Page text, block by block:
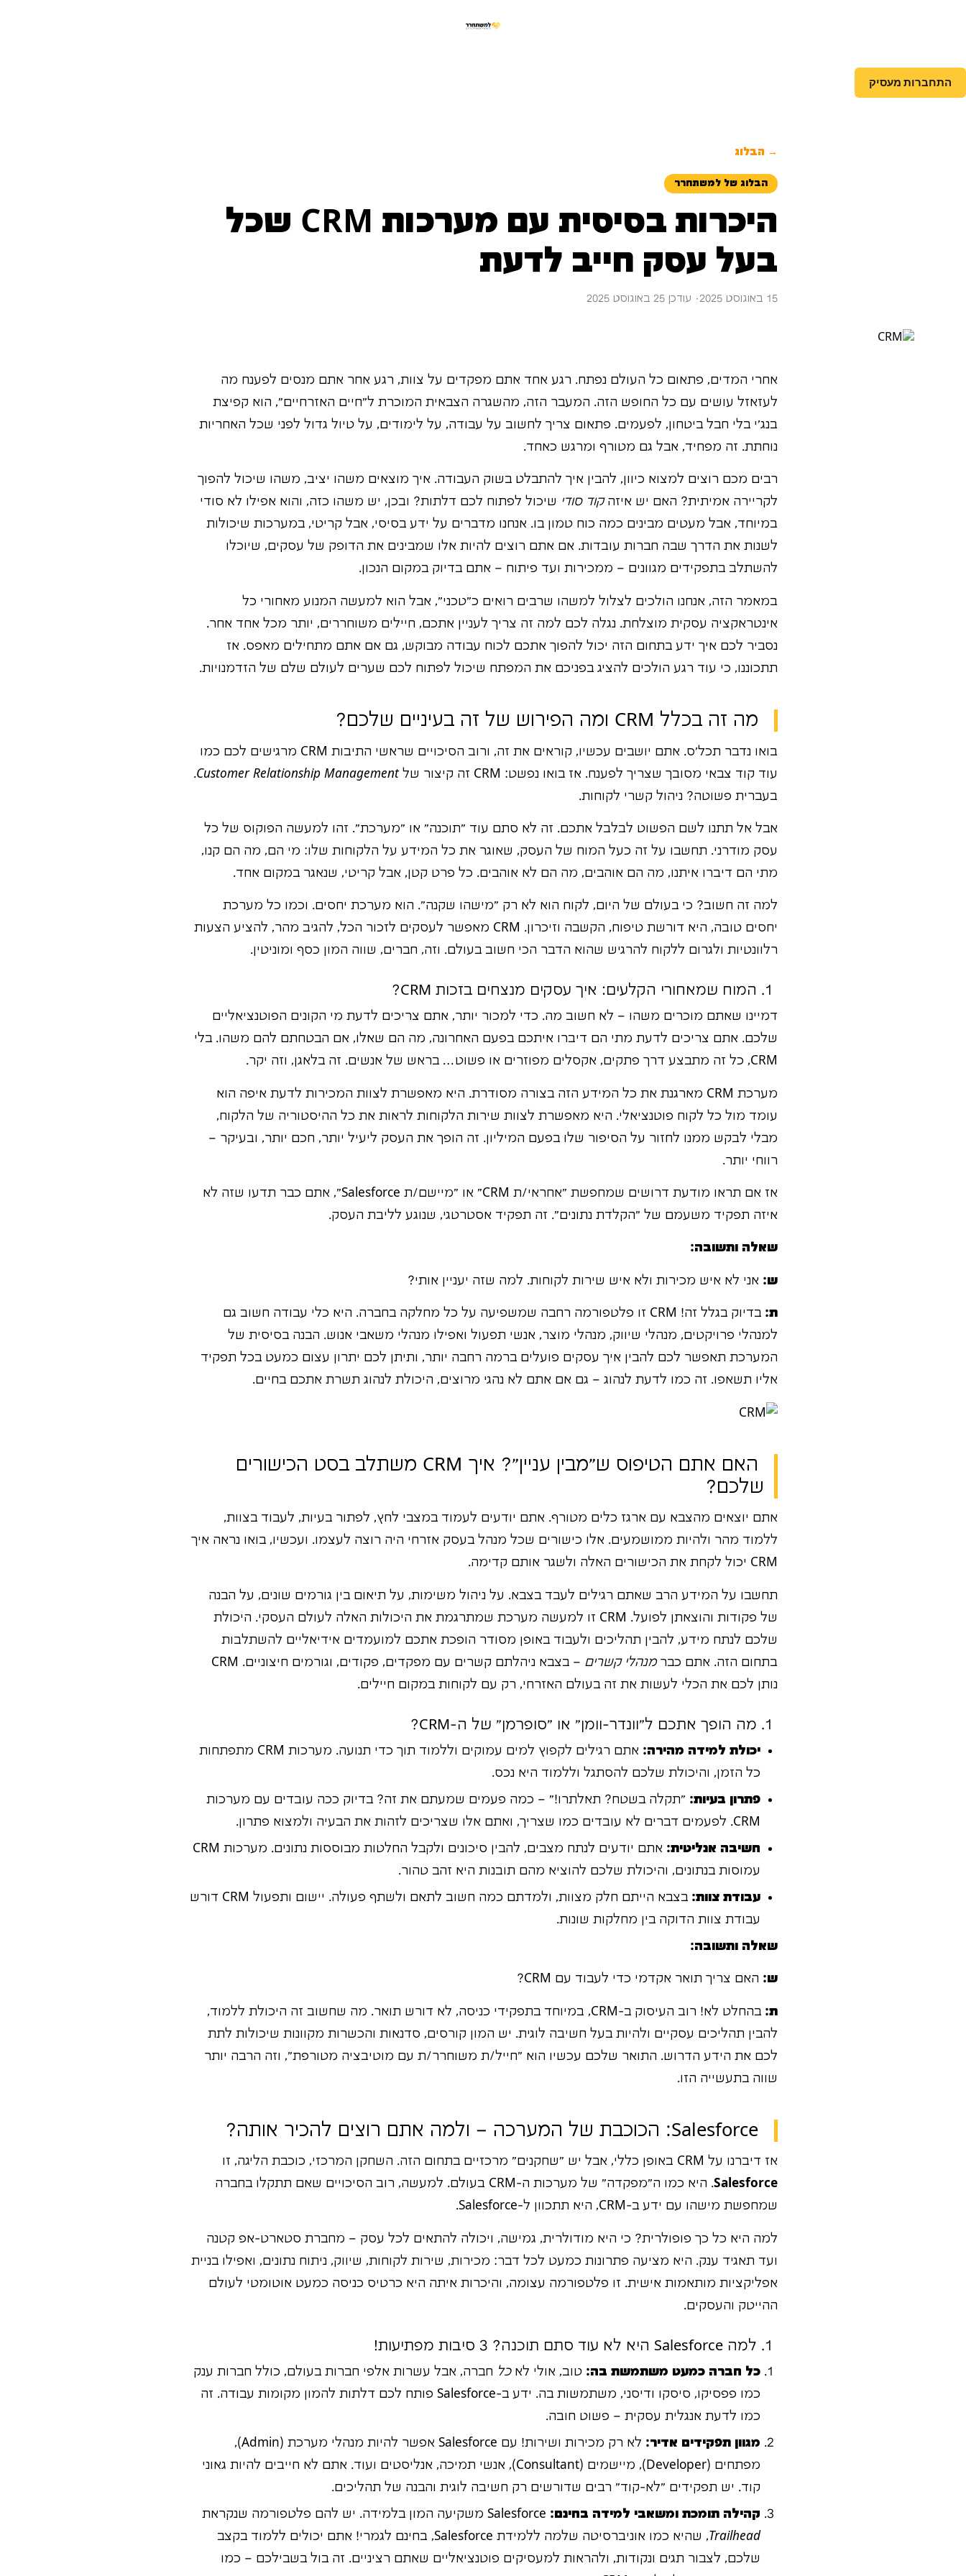
התחברות מעסיק
→ הבלוג
הבלוג של למשתחרר
היכרות בסיסית עם מערכות CRM שכל
בעל עסק חייב לדעת
15 באוגוסט 2025 · עודכן 25 באוגוסט 2025
אחרי המדים, פתאום כל העולם נפתח. רגע אחד אתם מפקדים על צוות, רגע אחר אתם מנסים לפענח מה
לעזאזל עושים עם כל החופש הזה. המעבר הזה, מהשגרה הצבאית המוכרת ל"חיים האזרחיים", הוא קפיצת
בנג'י בלי חבל ביטחון, לפעמים. פתאום צריך לחשוב על עבודה, על לימודים, על טיול גדול לפני שכל האחריות
נוחתת. זה מפחיד, אבל גם מטורף ומרגש כאחד.
רבים מכם רוצים למצוא כיוון, להבין איך להתבלט בשוק העבודה. איך מוצאים משהו יציב, משהו שיכול להפוך
לקריירה אמיתית? האם יש איזהקוד סודי שיכול לפתוח לכם דלתות? ובכן, יש משהו כזה, והוא אפילו לא סודי
במיוחד, אבל מעטים מבינים כמה כוח טמון בו. אנחנו מדברים על ידע בסיסי, אבל קריטי, במערכות שיכולות
לשנות את הדרך שבה חברות עובדות. אם אתם רוצים להיות אלו שמבינים את הדופק של עסקים, שיוכלו
להשתלב בתפקידים מגוונים – ממכירות ועד פיתוח – אתם בדיוק במקום הנכון.
במאמר הזה, אנחנו הולכים לצלול למשהו שרבים רואים כ"טכני", אבל הוא למעשה המנוע מאחורי כל
אינטראקציה עסקית מוצלחת. נגלה לכם למה זה צריך לעניין אתכם, חיילים משוחררים, יותר מכל אחד אחר.
נסביר לכם איך ידע בתחום הזה יכול להפוך אתכם לכוח עבודה מבוקש, גם אם אתם מתחילים מאפס. אז
תתכוננו, כי עוד רגע הולכים להציג בפניכם את המפתח שיכול לפתוח לכם שערים לעולם שלם של הזדמנויות.
מה זה בכלל CRM ומה הפירוש של זה בעיניים שלכם?
בואו נדבר תכל'ס. אתם יושבים עכשיו, קוראים את זה, ורוב הסיכויים שראשי התיבות CRM מרגישים לכם כמו
עוד קוד צבאי מסובך שצריך לפענח. אז בואו נפשט: CRM זה קיצור של
Customer Relationship Management
.
בעברית פשוטה? ניהול קשרי לקוחות.
אבל אל תתנו לשם הפשוט לבלבל אתכם. זה לא סתם עוד "תוכנה" או "מערכת". זהו למעשה הפוקוס של כל
עסק מודרני. תחשבו על זה כעל המוח של העסק, שאוגר את כל המידע על הלקוחות שלו: מי הם, מה הם קנו,
מתי הם דיברו איתנו, מה הם אוהבים, מה הם לא אוהבים. כל פרט קטן, אבל קריטי, שנאגר במקום אחד.
למה זה חשוב? כי בעולם של היום, לקוח הוא לא רק "מישהו שקנה". הוא מערכת יחסים. וכמו כל מערכת
יחסים טובה, היא דורשת טיפוח, הקשבה וזיכרון. CRM מאפשר לעסקים לזכור הכל, להגיב מהר, להציע הצעות
רלוונטיות ולגרום ללקוח להרגיש שהוא הדבר הכי חשוב בעולם. וזה, חברים, שווה המון כסף ומוניטין.
דמיינו שאתם מוכרים משהו – לא חשוב מה. כדי למכור יותר, אתם צריכים לדעת מי הקונים הפוטנציאליים
שלכם. אתם צריכים לדעת מתי הם דיברו איתכם בפעם האחרונה, מה הם שאלו, אם הבטחתם להם משהו. בלי
CRM, כל זה מתבצע דרך פתקים, אקסלים מפוזרים או פשוט… בראש של אנשים. זה בלאגן, וזה יקר.
מערכת CRM מארגנת את כל המידע הזה בצורה מסודרת. היא מאפשרת לצוות המכירות לדעת איפה הוא
עומד מול כל לקוח פוטנציאלי. היא מאפשרת לצוות שירות הלקוחות לראות את כל ההיסטוריה של הלקוח,
מבלי לבקש ממנו לחזור על הסיפור שלו בפעם המיליון. זה הופך את העסק ליעיל יותר, חכם יותר, ובעיקר –
רווחי יותר.
אז אם תראו מודעת דרושים שמחפשת "אחראי/ת CRM" או "מיישם/ת Salesforce", אתם כבר תדעו שזה לא
איזה תפקיד משעמם של "הקלדת נתונים". זה תפקיד אסטרטגי, שנוגע לליבת העסק.
שאלה ותשובה:
ש: אני לא איש מכירות ולא איש שירות לקוחות. למה שזה יעניין אותי?
ת:
בדיוק בגלל זה! CRM זו פלטפורמה רחבה שמשפיעה על כל מחלקה בחברה. היא כלי עבודה חשוב גם
למנהלי פרויקטים, מנהלי שיווק, מנהלי מוצר, אנשי תפעול ואפילו מנהלי משאבי אנוש. הבנה בסיסית של
המערכת תאפשר לכם להבין איך עסקים פועלים ברמה רחבה יותר, ותיתן לכם יתרון עצום כמעט בכל תפקיד
אליו תשאפו. זה כמו לדעת לנהוג – גם אם אתם לא נהגי מרוצים, היכולת לנהוג תשרת אתכם בחיים.
האם אתם הטיפוס ש"מבין עניין"? איך CRM משתלב בסט הכישורים
שלכם?
אתם יוצאים מהצבא עם ארגז כלים מטורף. אתם יודעים לעמוד במצבי לחץ, לפתור בעיות, לעבוד בצוות,
ללמוד מהר ולהיות ממושמעים. אלו כישורים שכל מנהל בעסק אזרחי היה רוצה לעצמו. ועכשיו, בואו נראה איך
CRM יכול לקחת את הכישורים האלה ולשגר אותם קדימה.
תחשבו על המידע הרב שאתם רגילים לעבד בצבא. על ניהול משימות, על תיאום בין גורמים שונים, על הבנה
של פקודות והוצאתן לפועל. CRM זו למעשה מערכת שמתרגמת את היכולות האלה לעולם העסקי. היכולת
שלכם לנתח מידע, להבין תהליכים ולעבוד באופן מסודר הופכת אתכם למועמדים אידיאליים להשתלבות
בתחום הזה. אתם כברמנהלי קשרים
– בצבא ניהלתם קשרים עם מפקדים, פקודים, וגורמים חיצוניים. CRM
נותן לכם את הכלי לעשות את זה בעולם האזרחי, רק עם לקוחות במקום חיילים.
יכולת למידה מהירה:
אתם רגילים לקפוץ למים עמוקים וללמוד תוך כדי תנועה. מערכות CRM מתפתחות
כל הזמן, והיכולת שלכם להסתגל וללמוד היא נכס.
פתרון בעיות: "תקלה בשטח? תאלתרו!" – כמה פעמים שמעתם את זה? בדיוק ככה עובדים עם מערכות
CRM. לפעמים דברים לא עובדים כמו שצריך, ואתם אלו שצריכים לזהות את הבעיה ולמצוא פתרון.
חשיבה אנליטית:
אתם יודעים לנתח מצבים, להבין סיכונים ולקבל החלטות מבוססות נתונים. מערכות CRM
עמוסות בנתונים, והיכולת שלכם להוציא מהם תובנות היא זהב טהור.
עבודת צוות:
בצבא הייתם חלק מצוות, ולמדתם כמה חשוב לתאם ולשתף פעולה. יישום ותפעול CRM דורש
עבודת צוות הדוקה בין מחלקות שונות.
שאלה ותשובה:
ש: האם צריך תואר אקדמי כדי לעבוד עם CRM?
ת:
בהחלט לא! רוב העיסוק ב-CRM, במיוחד בתפקידי כניסה, לא דורש תואר. מה שחשוב זה היכולת ללמוד,
להבין תהליכים עסקיים ולהיות בעל חשיבה לוגית. יש המון קורסים, סדנאות והכשרות מקוונות שיכולות לתת
לכם את הידע הדרוש. התואר שלכם עכשיו הוא "חייל/ת משוחרר/ת עם מוטיבציה מטורפת", וזה הרבה יותר
שווה בתעשייה הזו.
אז דיברנו על CRM באופן כללי, אבל יש "שחקנים" מרכזיים בתחום הזה. השחקן המרכזי, כוכבת הליגה, זו
Salesforce
. היא כמו ה"מפקדה" של מערכות ה-CRM בעולם. למעשה, רוב הסיכויים שאם תתקלו בחברה
שמחפשת מישהו עם ידע ב-CRM, היא תתכוון ל-Salesforce.
למה היא כל כך פופולרית? כי היא מודולרית, גמישה, ויכולה להתאים לכל עסק – מחברת סטארט-אפ קטנה
ועד תאגיד ענק. היא מציעה פתרונות כמעט לכל דבר: מכירות, שירות לקוחות, שיווק, ניתוח נתונים, ואפילו בניית
אפליקציות מותאמות אישית. זו פלטפורמה עצומה, והיכרות איתה היא כרטיס כניסה כמעט אוטומטי לעולם
ההייטק והעסקים.
כל חברה כמעט משתמשת בה: טוב, אולי לאכל חברה, אבל עשרות אלפי חברות בעולם, כולל חברות ענק
כמו פפסיקו, סיסקו ודיסני, משתמשות בה. ידע ב-Salesforce פותח לכם דלתות להמון מקומות עבודה. זה
כמו לדעת אנגלית עסקית – פשוט חובה.
מגוון תפקידים אדיר:
לא רק מכירות ושירות! עם Salesforce אפשר להיות מנהלי מערכת (Admin),
מפתחים (Developer), מיישמים (Consultant), אנשי תמיכה, אנליסטים ועוד. אתם לא חייבים להיות גאוני
קוד. יש תפקידים "לא-קוד" רבים שדורשים רק חשיבה לוגית והבנה של תהליכים.
קהילה תומכת ומשאבי למידה בחינם:
Trailhead
, שהיא כמו אוניברסיטה שלמה ללמידת Salesforce, בחינם לגמרי! אתם יכולים ללמוד בקצב
שלכם, לצבור תגים ונקודות, ולהראות למעסיקים פוטנציאליים שאתם רציניים. זה בול בשבילכם – כמו